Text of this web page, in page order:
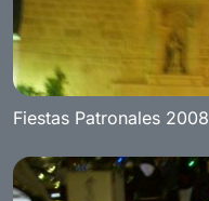
Fiestas Patronales 2008